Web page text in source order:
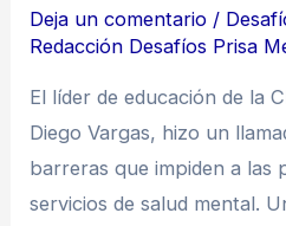
Deja un comentario /
Redacción Desafíos Prisa
El líder de educación de la
Diego Vargas, hizo un
barreras que impiden a las
servicios de salud mental.